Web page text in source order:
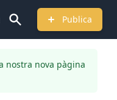
Publica
nostra nova pàgina